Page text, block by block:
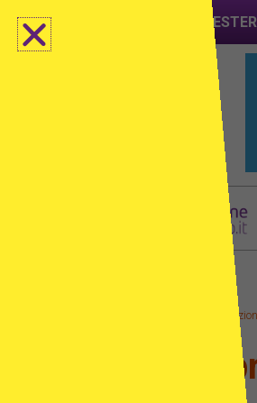
NUOVO: FIV
Notizie sulla
IVF